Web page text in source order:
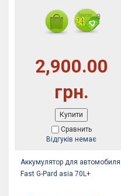
2,900.00
грн.
Купити
Сравнить
Відгуків немає
Аккумулятор для автомобиля
Fast G-Pard asia 70L+